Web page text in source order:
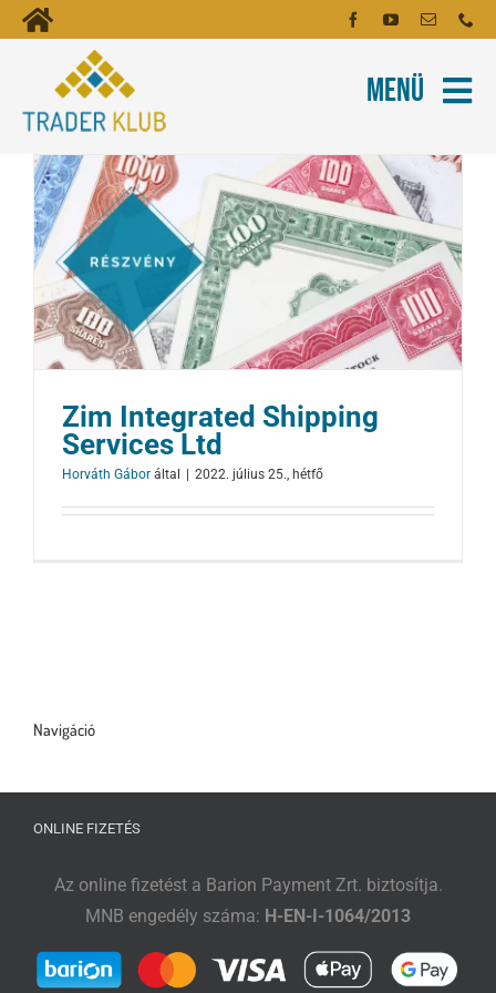
Kihagyás
Toggle
Navigation
Kezdőoldal
Fiókom
Hírlevél
Kapcsolat
Menü
Oktatóanyagok
Tartalmak
Képzés
Robotok
Tőzsdeklub
Zim Integrated Shipping
Services Ltd
Horváth Gábor által 2022. július 25., hétfő
Navigáció
ONLINE FIZETÉS
Az online fizetést a Barion Payment Zrt. biztosítja.
MNB engedély száma: H-EN-I-1064/2013